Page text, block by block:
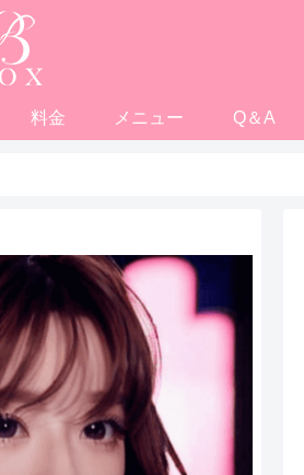
料金 メニュー Q＆A